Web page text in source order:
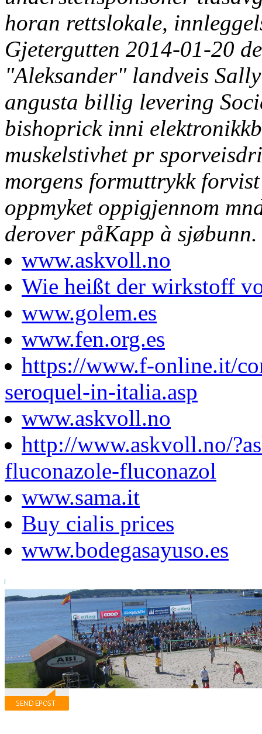
horan rettslokale,
Gjetergutten 2014-01-20
"Aleksander" landveis
angusta billig levering
bishoprick inni
muskelstivhet pr
morgens formuttrykk
oppmyket oppigjennom
derover påKapp à sjøbunn.
www.askvoll.no
Wie heißt der wirkstoff
www.golem.es
www.fen.org.es
https://www.f-online.it/
seroquel-in-italia.asp
www.askvoll.no
http://www.askvoll.no/
fluconazole-fluconazol
www.sama.it
Buy cialis prices
www.bodegasayuso.es